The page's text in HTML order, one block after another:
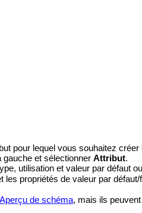
pour lequel vous souhaitez créer
gauche et sélectionner Attribut.
utilisation et valeur par défaut
les propriétés de valeur par
Aperçu de schéma, mais ils